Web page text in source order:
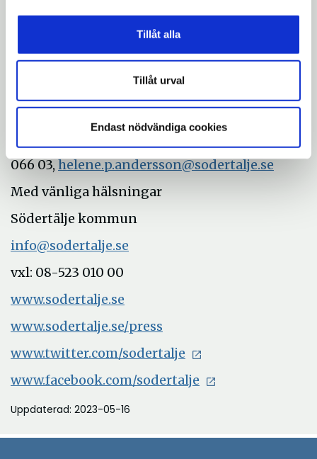
Tillåt alla
Tillåt urval
Endast nödvändiga cookies
Tom Sandqvist, professor, Konstfack,
tom.sandqvist@mbox322.swipnet.se
Kristina Möller, chef/curator Södertälje
konsthall, 08 523 021 17,
Helene Andersson, pressekreterare, 08 523
066 03,helene.p.andersson@sodertalje.se
Med vänliga hälsningar
Södertälje kommun
info@sodertalje.se
vxl: 08-523 010 00
www.sodertalje.se
www.sodertalje.se/press
www.twitter.com/sodertalje
www.facebook.com/sodertalje
Uppdaterad: 2023-05-16